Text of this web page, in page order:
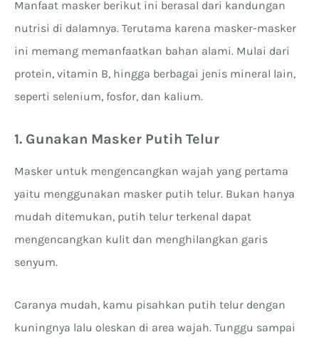
Manfaat masker berikut ini berasal dari kandungan
nutrisi di dalamnya. Terutama karena masker-masker
ini memang memanfaatkan bahan alami. Mulai dari
protein, vitamin B, hingga berbagai jenis mineral lain,
seperti selenium, fosfor, dan kalium.
1. Gunakan Masker Putih Telur
Masker untuk mengencangkan wajah yang pertama
yaitu menggunakan masker putih telur. Bukan hanya
mudah ditemukan, putih telur terkenal dapat
mengencangkan kulit dan menghilangkan garis
senyum.
Caranya mudah, kamu pisahkan putih telur dengan
kuningnya lalu oleskan di area wajah. Tunggu sampai